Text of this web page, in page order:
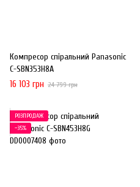
Компресор спіральний Panasonic
C-SBN353H8A
16 103 грн 24 799 грн
РОЗПРОДАЖ
−35%